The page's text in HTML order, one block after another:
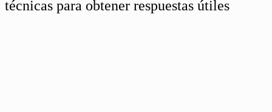
técnicas para obtener respuestas útiles